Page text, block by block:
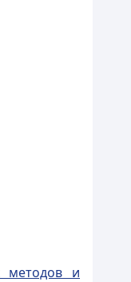
методов и